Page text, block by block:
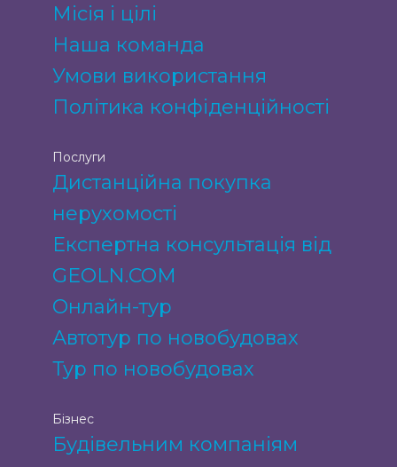
Місія і цілі
Наша команда
Умови використання
Політика конфіденційності
Послуги
Дистанційна покупка
нерухомості
Експертна консультація від
GEOLN.COM
Онлайн-тур
Автотур по новобудовах
Тур по новобудовах
Бізнес
Будівельним компаніям